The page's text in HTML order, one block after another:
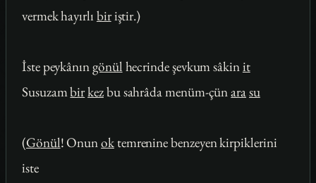
vermek hayırlı biriştir.)
İste peykânıngönül hecrinde şevkum sâkinit
Susuzambirkezbu sahrâda menüm-çünarasu
(Gönül! Onunoktemrenine benzeyen kirpiklerini
iste